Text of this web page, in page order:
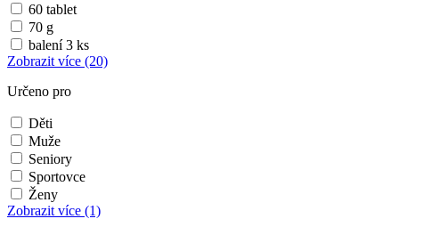
60 tablet
70 g
balení 3 ks
Zobrazit více (20)
Určeno pro
Děti
Muže
Seniory
Sportovce
Ženy
Zobrazit více (1)